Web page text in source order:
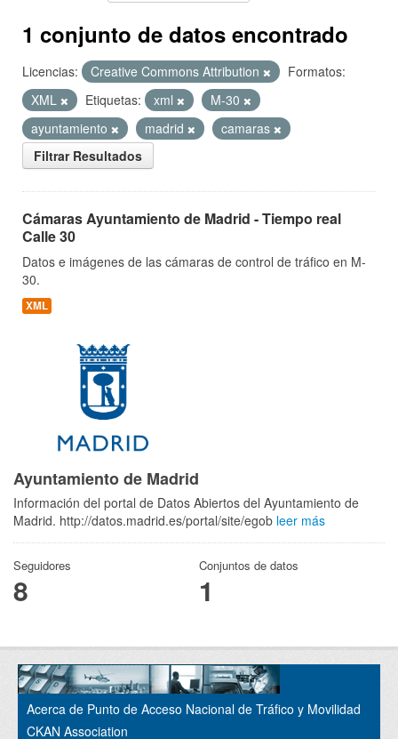
1 conjunto de datos encontrado
Licencias: Creative Commons Attribution
Formatos:
XML
Etiquetas: xml
M-30
ayuntamiento
madrid
camaras
Filtrar Resultados
Cámaras Ayuntamiento de Madrid - Tiempo real
Calle 30
Datos e imágenes de las cámaras de control de tráfico en M-
30.
XML
Ayuntamiento de Madrid
Información del portal de Datos Abiertos del Ayuntamiento de
Madrid. http://datos.madrid.es/portal/site/egob leer más
Seguidores
8
Conjuntos de datos
1
Acerca de Punto de Acceso Nacional de Tráfico y Movilidad
CKAN Association